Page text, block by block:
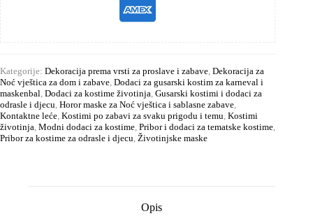
Kategorije: Dekoracija prema vrsti za proslave i zabave, Dekoracija za
Noć vještica za dom i zabave, Dodaci za gusarski kostim za karneval i
maskenbal, Dodaci za kostime životinja, Gusarski kostimi i dodaci za
odrasle i djecu, Horor maske za Noć vještica i sablasne zabave,
Kontaktne leće, Kostimi po zabavi za svaku prigodu i temu, Kostimi
životinja, Modni dodaci za kostime, Pribor i dodaci za tematske kostime,
Pribor za kostime za odrasle i djecu, Životinjske maske
Opis